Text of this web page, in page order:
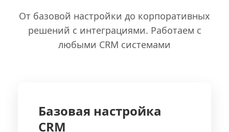
От базовой настройки до корпоративных
решений с интеграциями. Работаем с
любыми CRM системами
Базовая настройка
CRM